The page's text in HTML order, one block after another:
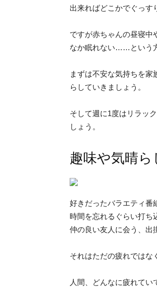
出来ればどこかでぐっす
ですが赤ちゃんの昼寝中
なか眠れない……という
まずは不安な気持ちを
らしていきましょう。
そして週に1度はリラッ
しょう。
趣味や気晴
好きだったバラエティ
時間を忘れるぐらい打
仲の良い友人に会う、
それはただの疲れではな
人間、どんなに疲れて